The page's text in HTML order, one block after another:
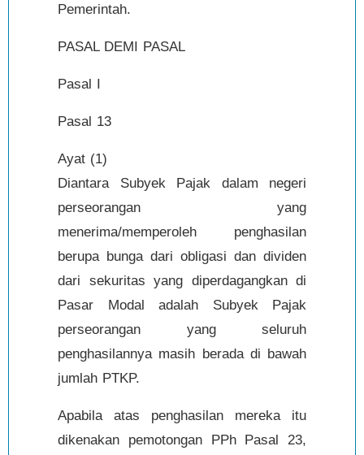
Pemerintah.
PASAL DEMI PASAL
Pasal I
Pasal 13
Ayat (1)
Diantara Subyek Pajak dalam negeri
perseorangan yang
menerima/memperoleh penghasilan
berupa bunga dari obligasi dan dividen
dari sekuritas yang diperdagangkan di
Pasar Modal adalah Subyek Pajak
perseorangan yang seluruh
penghasilannya masih berada di bawah
jumlah PTKP.
Apabila atas penghasilan mereka itu
dikenakan pemotongan PPh Pasal 23,